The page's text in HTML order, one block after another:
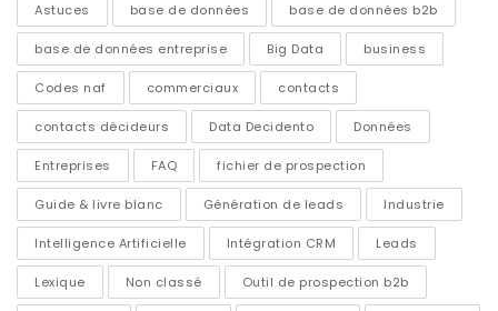
Astuces base de données base de données b2b
base de données entreprise Big Data business
Codes naf commerciaux contacts
contacts décideurs Data Decidento Données
Entreprises FAQ fichier de prospection
Guide & livre blanc Génération de leads Industrie
Intelligence Artificielle Intégration CRM Leads
Lexique Non classé Outil de prospection b2b